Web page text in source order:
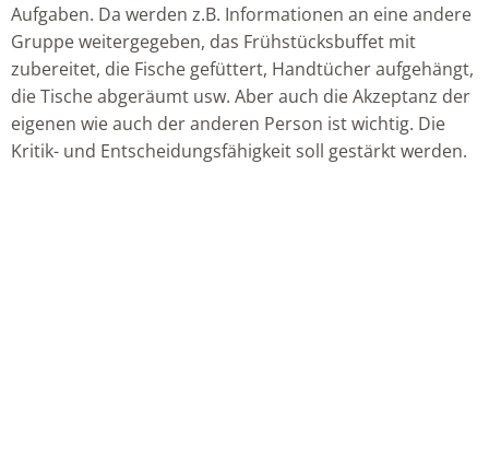
Aufgaben. Da werden z.B. Informationen an eine andere
Gruppe weitergegeben, das Frühstücksbuffet mit
zubereitet, die Fische gefüttert, Handtücher aufgehängt,
die Tische abgeräumt usw. Aber auch die Akzeptanz der
eigenen wie auch der anderen Person ist wichtig. Die
Kritik- und Entscheidungsfähigkeit soll gestärkt werden.